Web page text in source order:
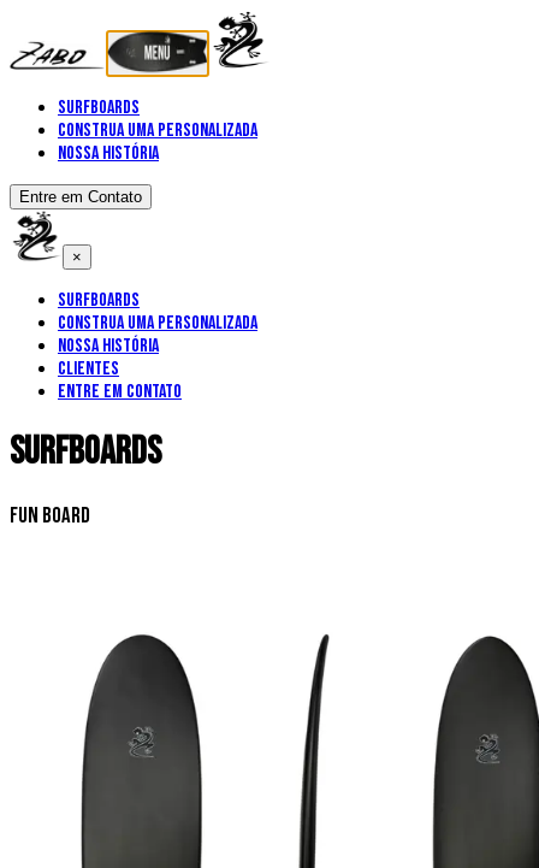
Surfboards
Construa uma personalizada
Nossa História
Entre em Contato
×
Surfboards
Construa uma personalizada
Nossa História
Clientes
Entre em Contato
Surfboards
Fun Board